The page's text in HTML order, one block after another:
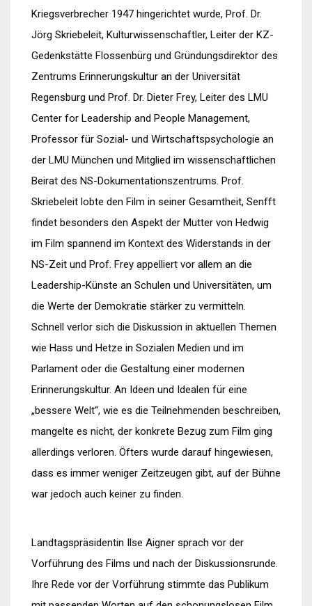
Kriegsverbrecher 1947 hingerichtet wurde, Prof. Dr.
Jörg Skriebeleit, Kulturwissenschaftler, Leiter der KZ-
Gedenkstätte Flossenbürg und Gründungsdirektor des
Zentrums Erinnerungskultur an der Universität
Regensburg und Prof. Dr. Dieter Frey, Leiter des LMU
Center for Leadership and People Management,
Professor für Sozial- und Wirtschaftspsychologie an
der LMU München und Mitglied im wissenschaftlichen
Beirat des NS-Dokumentationszentrums. Prof.
Skriebeleit lobte den Film in seiner Gesamtheit, Senfft
findet besonders den Aspekt der Mutter von Hedwig
im Film spannend im Kontext des Widerstands in der
NS-Zeit und Prof. Frey appelliert vor allem an die
Leadership-Künste an Schulen und Universitäten, um
die Werte der Demokratie stärker zu vermitteln.
Schnell verlor sich die Diskussion in aktuellen Themen
wie Hass und Hetze in Sozialen Medien und im
Parlament oder die Gestaltung einer modernen
Erinnerungskultur. An Ideen und Idealen für eine
„bessere Welt“, wie es die Teilnehmenden beschreiben,
mangelte es nicht, der konkrete Bezug zum Film ging
allerdings verloren. Öfters wurde darauf hingewiesen,
dass es immer weniger Zeitzeugen gibt, auf der Bühne
war jedoch auch keiner zu finden.
Landtagspräsidentin Ilse Aigner sprach vor der
Vorführung des Films und nach der Diskussionsrunde.
Ihre Rede vor der Vorführung stimmte das Publikum